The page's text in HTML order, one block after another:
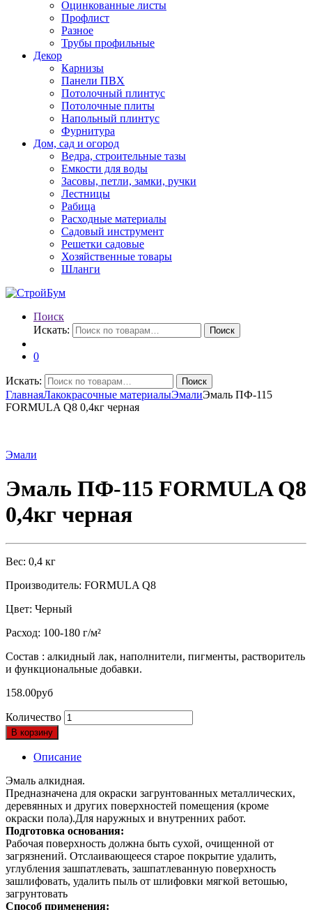
Оцинкованные листы
Профлист
Разное
Трубы профильные
Декор
Карнизы
Панели ПВХ
Потолочный плинтус
Потолочные плиты
Напольный плинтус
Фурнитура
Дом, сад и огород
Ведра, строительные тазы
Емкости для воды
Засовы, петли, замки, ручки
Лестницы
Рабица
Расходные материалы
Садовый инструмент
Решетки садовые
Хозяйственные товары
Шланги
Поиск
Искать:
Поиск
0
Искать: Поиск
ГлавнаяЛакокрасочные материалыЭмалиЭмаль ПФ-115
FORMULA Q8 0,4кг черная
Эмали
Эмаль ПФ-115 FORMULA Q8
0,4кг черная
Вес: 0,4 кг
Производитель: FORMULA Q8
Цвет: Черный
Расход: 100-180 г/м²
Состав : алкидный лак, наполнители, пигменты, растворитель
и функциональные добавки.
158.00руб
Количество
В корзину
Описание
Эмаль алкидная.
Предназначена для окраски загрунтованных металлических,
деревянных и других поверхностей помещения (кроме
окраски пола).Для наружных и внутренних работ.
Подготовка основания:
Рабочая поверхность должна быть сухой, очищенной от
загрязнений. Отслаивающееся старое покрытие удалить,
углубления зашпатлевать, зашпатлеванную поверхность
зашлифовать, удалить пыль от шлифовки мягкой ветошью,
загрунтовать
Способ применения: